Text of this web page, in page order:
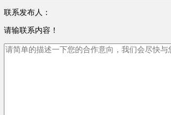
联系发布人：
请输联系内容！